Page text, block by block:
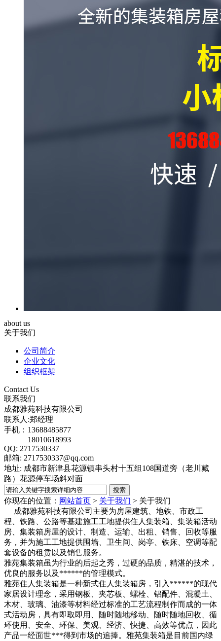
about us
关于我们
公司简介
企业文化
组织框架
Contact Us
联系我们
成都雅苑科技有限公司
联系人:郑经理
手机：13688485877
18010618993
QQ: 2717530337
邮箱: 2717530337@qq.com
地址: 成都市新津县花源镇串头村十五组108国道旁（老川藏
路）花源停车场斜对面
你现在的位置： 网站首页 > 关于我们 > 关于我们
成都雅苑科技有限公司主要为房屋建筑、地铁、市政工
程、铁路、公路等基建施工工地提供住人集装箱、集装箱活动
房、集装箱房屋的设计、制造、运输、出租、销售、回收等服
务，并为施工工地提供围墙、卫生间、岗亭、铁床、空调等配
套设备的租赁以及销售服务。
雅苑集装箱虽为行业的后起之秀，过硬的品质，精湛的技术，
优良的服务以及******的管理模式。
雅苑住人集装箱是一种新式住人集装箱房，引入******的现代
家居设计理念，采用钢板、夹芯板、螺栓、铝配件、混凝土、
木材、玻璃、油漆等材料经过标准的工艺流程制作而成的一体
式活动房，具有即取即用、随时随地移动、随时随地回收、循
环使用、安全、环保、美观、经济、快捷、高效等优点，因此
产品一经面世***得到市场的追捧。雅苑集装箱是目前国内绿